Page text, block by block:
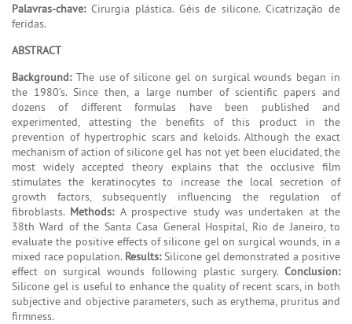
Palavras-chave:Cirurgia plástica. Géis de silicone. Cicatrização de
feridas.
ABSTRACT
Background:The use of silicone gel on surgical wounds began in
the 1980's. Since then, a large number of scientific papers and
dozens of different formulas have been published and
experimented, attesting the benefits of this product in the
prevention of hypertrophic scars and keloids. Although the exact
mechanism of action of silicone gel has not yet been elucidated, the
most widely accepted theory explains that the occlusive film
stimulates the keratinocytes to increase the local secretion of
growth factors, subsequently influencing the regulation of
fibroblasts. Methods:A prospective study was undertaken at the
38th Ward of the Santa Casa General Hospital, Rio de Janeiro, to
evaluate the positive effects of silicone gel on surgical wounds, in a
mixed race population. Results:Silicone gel demonstrated a positive
effect on surgical wounds following plastic surgery. Conclusion:
Silicone gel is useful to enhance the quality of recent scars, in both
subjective and objective parameters, such as erythema, pruritus and
firmness.